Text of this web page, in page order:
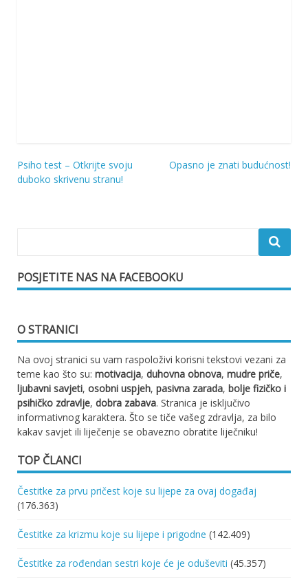
Navigacija
Psiho test – Otkrijte svoju
duboko skrivenu stranu!
Opasno je znati budućnost!
POSJETITE NAS NA FACEBOOKU
O STRANICI
Na ovoj stranici su vam raspoloživi korisni tekstovi vezani za
teme kao što su: motivacija, duhovna obnova, mudre priče,
ljubavni savjeti, osobni uspjeh, pasivna zarada, bolje fizičko i
psihičko zdravlje, dobra zabava. Stranica je isključivo
informativnog karaktera. Što se tiče vašeg zdravlja, za bilo
kakav savjet ili liječenje se obavezno obratite liječniku!
TOP ČLANCI
Čestitke za prvu pričest koje su lijepe za ovaj događaj
(176.363)
Čestitke za krizmu koje su lijepe i prigodne (142.409)
Čestitke za rođendan sestri koje će je oduševiti (45.357)